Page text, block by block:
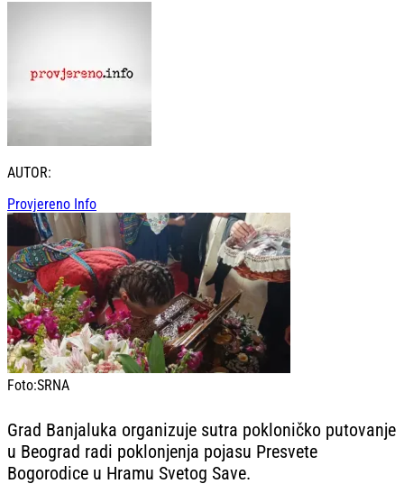
AUTOR:
Provjereno Info
Foto:SRNA
Grad Banjaluka organizuje sutra pokloničko putovanje
u Beograd radi poklonjenja pojasu Presvete
Bogorodice u Hramu Svetog Save.